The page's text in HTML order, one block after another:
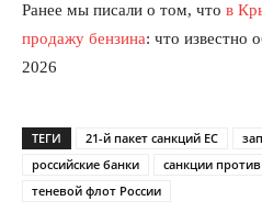
Ранее мы писали о том, что в
продажу бензина: что известно
2026
ТЕГИ 21-й пакет санкций ЕС
российские банки
санкции
теневой флот России